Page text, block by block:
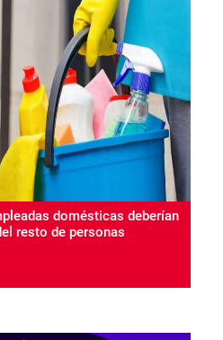
domésticas deberían
resto de personas